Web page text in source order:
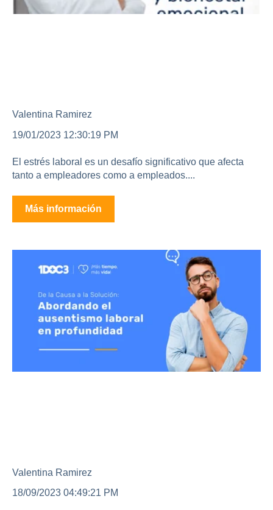
Valentina Ramirez
19/01/2023 12:30:19 PM
El estrés laboral es un desafío significativo que afecta
tanto a empleadores como a empleados....
Más información
Valentina Ramirez
18/09/2023 04:49:21 PM